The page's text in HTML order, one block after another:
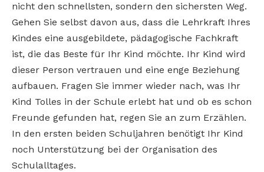
nicht den schnellsten, sondern den sichersten Weg.
Gehen Sie selbst davon aus, dass die Lehrkraft Ihres
Kindes eine ausgebildete, pädagogische Fachkraft
ist, die das Beste für Ihr Kind möchte. Ihr Kind wird
dieser Person vertrauen und eine enge Beziehung
aufbauen. Fragen Sie immer wieder nach, was Ihr
Kind Tolles in der Schule erlebt hat und ob es schon
Freunde gefunden hat, regen Sie an zum Erzählen.
In den ersten beiden Schuljahren benötigt Ihr Kind
noch Unterstützung bei der Organisation des
Schulalltages.